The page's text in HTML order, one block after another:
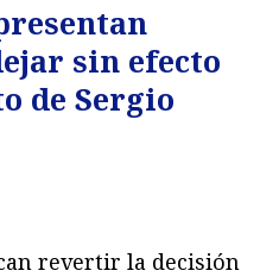
sin efecto
de Sergio
revertir la decisión